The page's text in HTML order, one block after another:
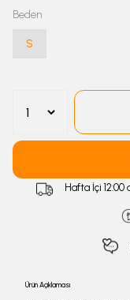
Beden
S
Hafta İçi
Ürün Açıklaması